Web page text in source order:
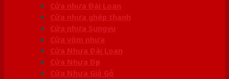
Cửa nhựa Đài Loan
Cửa nhựa ghép thanh
Cửa nhựa Sungyu
Cửa vòm nhựa
Cửa Nhựa Đài Loan
Cửa Nhựa Đẹp
Cửa Nhựa Giả Gỗ